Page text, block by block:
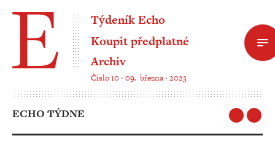
Týdeník Echo
Koupit předplatné
Archiv
Číslo 10 ‧ 09. března ‧ 2023
ECHO TÝDNE